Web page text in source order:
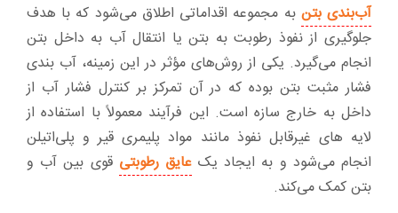
آب‌بندی بتن به مجموعه اقداماتی اطلاق می‌شود که با هدف
جلوگیری از نفوذ رطوبت به بتن یا انتقال آب به داخل بتن
انجام می‌گیرد. یکی از روش‌های مؤثر در این زمینه، آب بندی
فشار مثبت بتن بوده که در آن تمرکز بر کنترل فشار آب از
داخل به خارج سازه است. این فرآیند معمولاً با استفاده از
لایه های غیرقابل نفوذ مانند مواد پلیمری قیر و پلی‌اتیلن
انجام می‌شود و به ایجاد یکعایق رطوبتی قوی بین آب و
بتن کمک می‌کند.